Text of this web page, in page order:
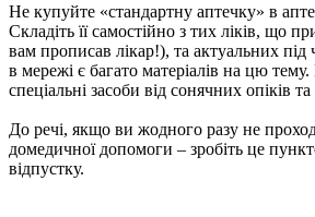
Не купуйте «стандартну аптечку» в
Складіть її самостійно з тих ліків, що
вам прописав лікар!), та актуальних під
в мережі є багато матеріалів на цю
спеціальні засоби від сонячних опіків
До речі, якщо ви жодного разу не
домедичної допомоги – зробіть це
відпустку.